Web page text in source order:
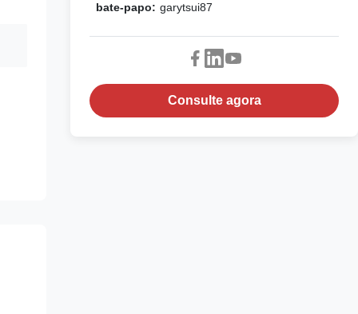
bate-papo: garytsui87
Consulte agora